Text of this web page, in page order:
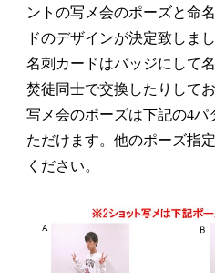
ントの写メ会のポーズと命
ドのデザインが決定致しまし
名刺カードはバッジにして
焚徒同士で交換したりして
写メ会のポーズは下記の4パ
ただけます。他のポーズ指
ください。